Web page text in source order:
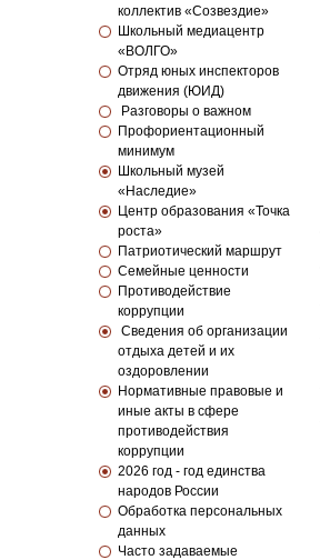
коллектив «Созвездие»
Школьный медиацентр
«ВОЛГО»
Отряд юных инспекторов
движения (ЮИД)
Разговоры о важном
Профориентационный
минимум
Школьный музей
«Наследие»
Центр образования «Точка
роста»
Патриотический маршрут
Семейные ценности
Противодействие
коррупции
Сведения об организации
отдыха детей и их
оздоровлении
Нормативные правовые и
иные акты в сфере
противодействия
коррупции
2026 год - год единства
народов России
Обработка персональных
данных
Часто задаваемые